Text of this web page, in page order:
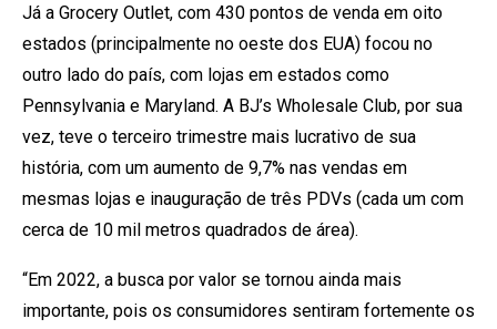
Já a Grocery Outlet, com 430 pontos de venda em oito
estados (principalmente no oeste dos EUA) focou no
outro lado do país, com lojas em estados como
Pennsylvania e Maryland. A BJ’s Wholesale Club, por sua
vez, teve o terceiro trimestre mais lucrativo de sua
história, com um aumento de 9,7% nas vendas em
mesmas lojas e inauguração de três PDVs (cada um com
cerca de 10 mil metros quadrados de área).
“Em 2022, a busca por valor se tornou ainda mais
importante, pois os consumidores sentiram fortemente os